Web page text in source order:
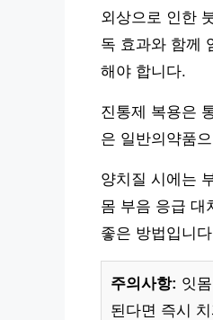
외상으로 인한
독 효과와 함께
해야 합니다.
진통제 복용은
은 일반의약품
양치질 시에는
몸 부음 응급 대
좋은 방법입니
주의사항: 잇
된다면 즉시